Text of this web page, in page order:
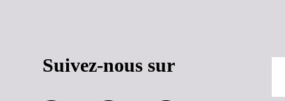
Suivez-nous sur